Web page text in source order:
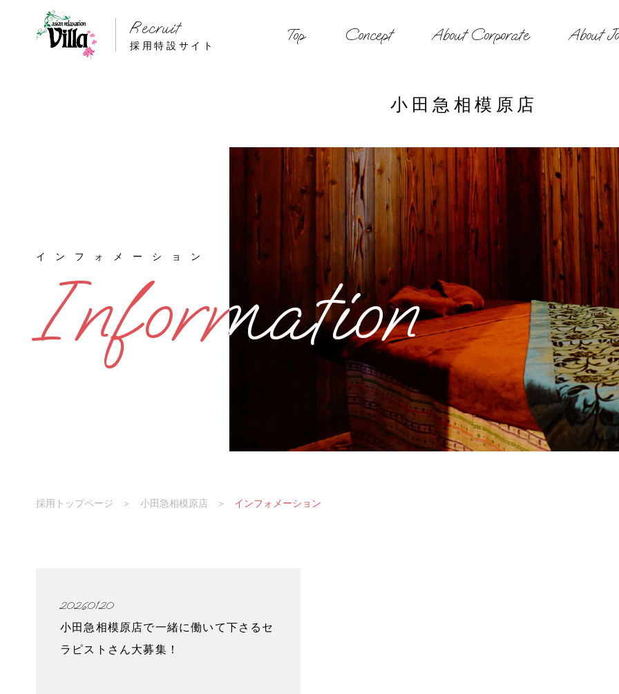
Recruit
採用特設サイト
Top Concept About Corporate About
小田急相模原店
インフォメーション
Information
インフォメーション
Information
採用トップページ ＞ 小田急相模原店 ＞ インフォメーション
2026.01.20
小田急相模原店で一緒に働いて下さるセ
ラピストさん大募集！